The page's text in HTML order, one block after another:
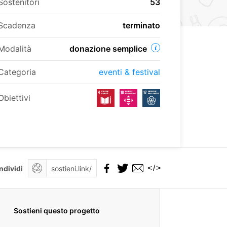
53
terminato
donazione semplice
eventi & festival
</>
Sostieni questo progetto